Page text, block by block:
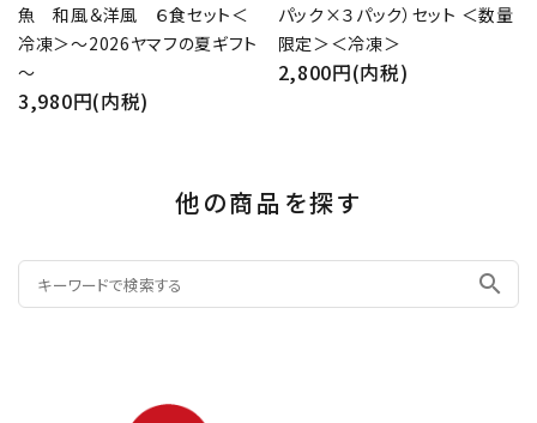
魚 和風＆洋風 ６食セット＜
冷凍＞～2026ヤマフの夏ギフト
～
3,980円(内税)
パック×３パック）セット ＜数量
限定＞＜冷凍＞
2,800円(内税)
他の商品を探す
search